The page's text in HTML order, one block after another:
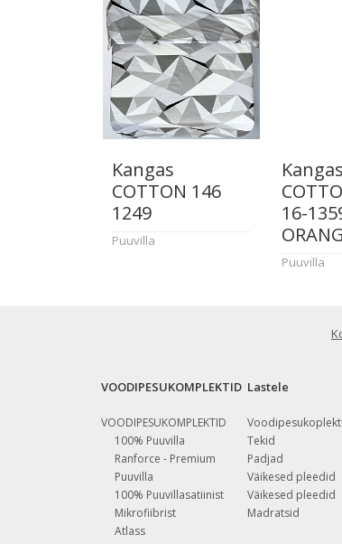
Kangas
COTTON 146
1249
Puuvilla
Kangas
16-
Puuvilla
VOODIPESUKOMPLEKTID
VOODIPESUKOMPLEKTID
100% Puuvilla
Ranforce - Premium
Puuvilla
100% Puuvillasatiinist
Mikrofiibrist
Atlass
Lastele
Tekid
Padjad
Väikesed pleedid
Väikesed pleedid
Madratsid